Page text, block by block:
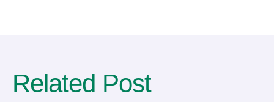
Related Post